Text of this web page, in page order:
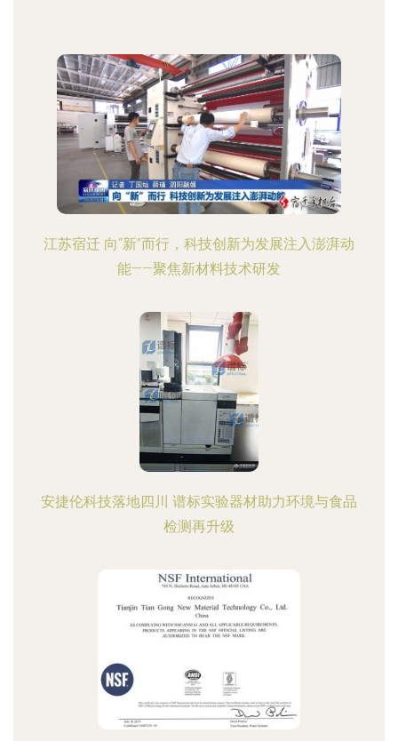
江苏宿迁 向“新”而行，科技创新为发展注入澎湃动
能——聚焦新材料技术研发
安捷伦科技落地四川 谱标实验器材助力环境与食品
检测再升级